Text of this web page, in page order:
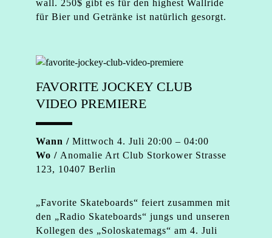
wall. 250$ gibt es für den highest Wallride
für Bier und Getränke ist natürlich gesorgt.
FAVORITE JOCKEY CLUB
VIDEO PREMIERE
Wann / Mittwoch 4. Juli 20:00 – 04:00
Wo / Anomalie Art Club Storkower Strasse
123, 10407 Berlin
„Favorite Skateboards“ feiert zusammen mit
den „Radio Skateboards“ jungs und unseren
Kollegen des „Soloskatemags“ am 4. Juli